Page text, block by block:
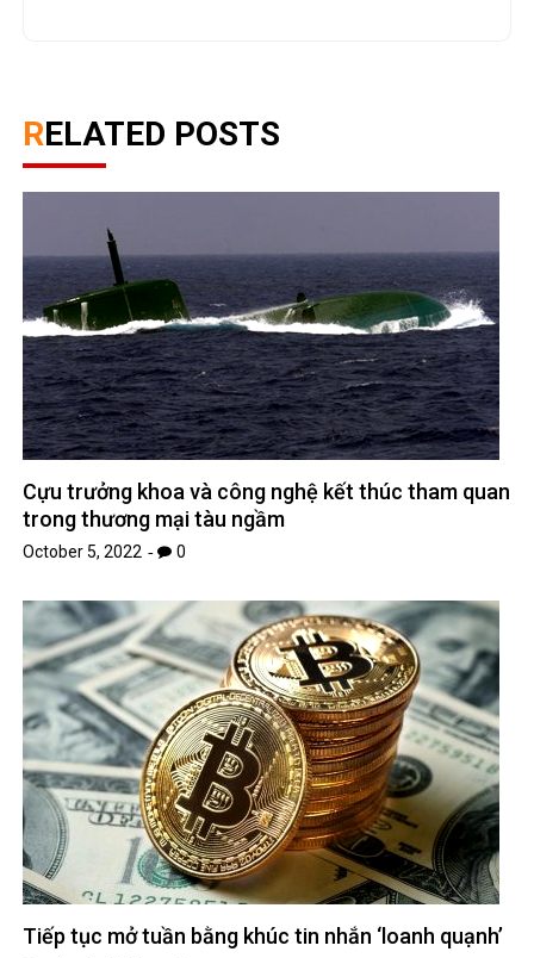
RELATED POSTS
Cựu trưởng khoa và công nghệ kết thúc tham quan
trong thương mại tàu ngầm
October 5, 2022 0
Tiếp tục mở tuần bằng khúc tin nhắn ‘loanh quạnh’